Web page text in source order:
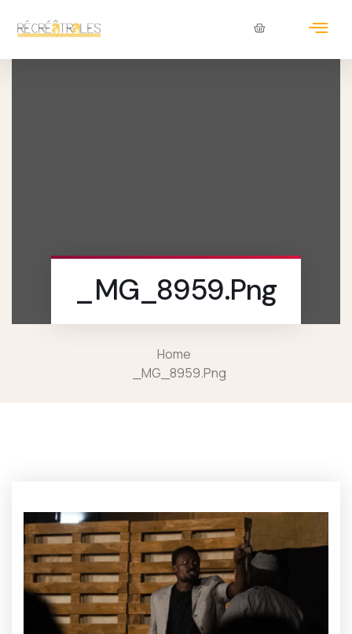
_MG_8959.png
Home
_MG_8959.png